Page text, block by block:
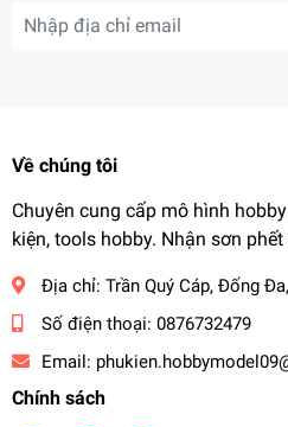
Về chúng tôi
Chuyên cung cấp mô hình
kiện, tools hobby. Nhận sơn
Địa chỉ: Trần Quý Cáp, Đống
Số điện thoại: 0876732479
Email:
Chính sách